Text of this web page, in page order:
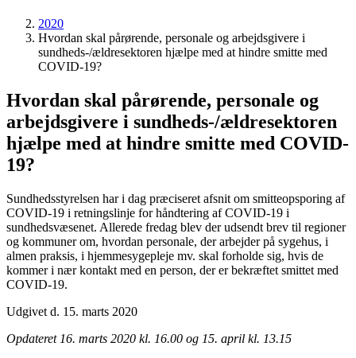
2020
Hvordan skal pårørende, personale og arbejdsgivere i
sundheds-/ældresektoren hjælpe med at hindre smitte med
COVID-19?
Hvordan skal pårørende, personale og
arbejdsgivere i sundheds-/ældresektoren
hjælpe med at hindre smitte med COVID-
19?
Sundhedsstyrelsen har i dag præciseret afsnit om smitteopsporing af
COVID-19 i retningslinje for håndtering af COVID-19 i
sundhedsvæsenet. Allerede fredag blev der udsendt brev til regioner
og kommuner om, hvordan personale, der arbejder på sygehus, i
almen praksis, i hjemmesygepleje mv. skal forholde sig, hvis de
kommer i nær kontakt med en person, der er bekræftet smittet med
COVID-19.
Udgivet d. 15. marts 2020
Opdateret 16. marts 2020 kl. 16.00 og 15. april kl. 13.15